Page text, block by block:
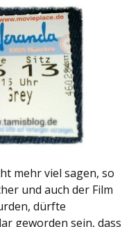
mehr viel sagen, so
und auch der Film
dürfte
geworden sein, dass